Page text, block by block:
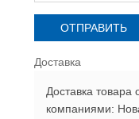
Доставка
Доставка товара
компаниями: